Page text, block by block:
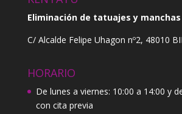
Eliminación de tatuajes y
C/ Alcalde Felipe Uhagon nº2, 48010
HORARIO
De lunes a viernes: 10:00 a 14:00 y
con cita previa